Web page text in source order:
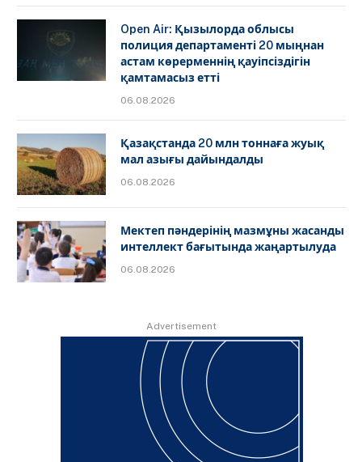
Open Air: Қызылорда облысы
полиция департаменті 20 мыңнан
астам көрерменнің қауіпсіздігін
қамтамасыз етті
06.08.2026
Қазақстанда 20 млн тоннаға жуық
мал азығы дайындалды
06.08.2026
Мектеп пәндерінің мазмұны жасанды
интеллект бағытында жаңартылуда
06.08.2026
Advertisement